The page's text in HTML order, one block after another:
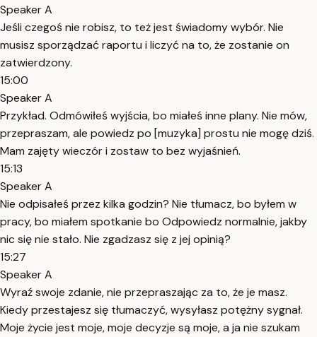
Speaker A
Jeśli czegoś nie robisz, to też jest świadomy wybór. Nie
musisz sporządzać raportu i liczyć na to, że zostanie on
zatwierdzony.
15:00
Speaker A
Przykład. Odmówiłeś wyjścia, bo miałeś inne plany. Nie mów,
przepraszam, ale powiedz po [muzyka] prostu nie mogę dziś.
Mam zajęty wieczór i zostaw to bez wyjaśnień.
15:13
Speaker A
Nie odpisałeś przez kilka godzin? Nie tłumacz, bo byłem w
pracy, bo miałem spotkanie bo Odpowiedz normalnie, jakby
nic się nie stało. Nie zgadzasz się z jej opinią?
15:27
Speaker A
Wyraź swoje zdanie, nie przepraszając za to, że je masz.
Kiedy przestajesz się tłumaczyć, wysyłasz potężny sygnał.
Moje życie jest moje, moje decyzje są moje, a ja nie szukam